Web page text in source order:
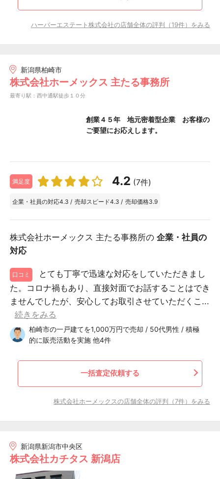
ハーバーエステート株式会社の店舗全体の評判（19件）をみる
新潟県柏崎市
株式会社ホーメックス 主たる事務所
最寄り駅：西中通駅徒歩１０分
創業４５年 地元密着型企業 お客様の
ご要望にお応えします。
満足度 4.2 (7件)
企業・社員の対応4.3 / 売却スピード4.3 / 売却価格3.9
株式会社ホーメックス 主たる事務所の 企業・社員の
対応
口コミ
とても丁寧で迅速な対応をしていただきまし
た。コロナ禍もあり、直接対面でお話することはでき
ませんでしたが、安心してお取引させていただくこ...
続きをみる
柏崎市の一戸建てを1,000万円で売却 / 50代男性 / 積極
的に販売活動を実施 他4件
一括査定依頼する
株式会社ホーメックスの店舗全体の評判（7件）をみる
新潟県新潟市中央区
株式会社カチタス 新潟店